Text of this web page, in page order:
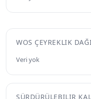
WOS ÇEYREKLIK
Veri yok
SÜRDÜRÜLEBILIR